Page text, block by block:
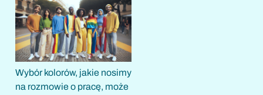
Wybór kolorów, jakie nosimy
na rozmowie o pracę, może